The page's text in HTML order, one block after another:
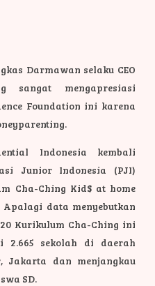
Darmawan selaku CEO
sangat mengapresiasi
Foundation ini karena
Indonesia kembali
Junior Indonesia (PJI)
Cha-Ching Kid$ at home
Apalagi data menyebutkan
Kurikulum Cha-Ching ini
2.665 sekolah di daerah
Jakarta dan menjangkau
SD.